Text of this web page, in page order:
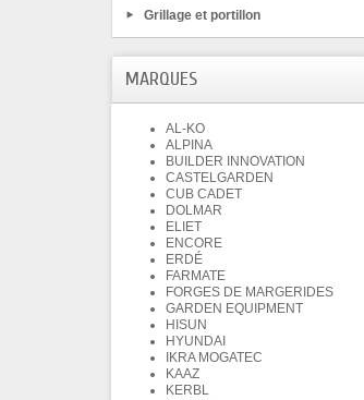
Grillage et portillon
MARQUES
AL-KO
ALPINA
BUILDER INNOVATION
CASTELGARDEN
CUB CADET
DOLMAR
ELIET
ENCORE
ERDÉ
FARMATE
FORGES DE MARGERIDES
GARDEN EQUIPMENT
HISUN
HYUNDAI
IKRA MOGATEC
KAAZ
KERBL